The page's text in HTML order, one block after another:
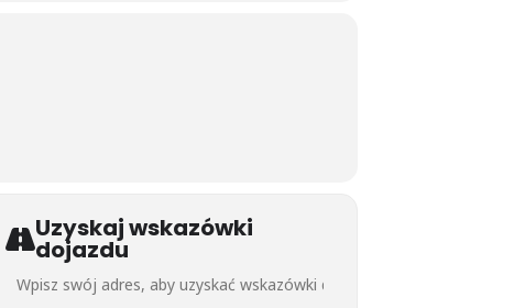
Uzyskaj wskazówki
dojazdu
Address - Relaks - Alicja Basiewicz []